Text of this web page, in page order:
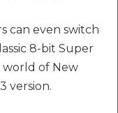
can even switch
8-bit Super
world of New
version.